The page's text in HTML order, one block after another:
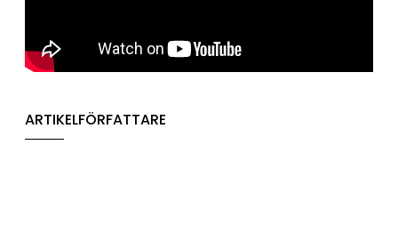
ARTIKELFÖRFATTARE